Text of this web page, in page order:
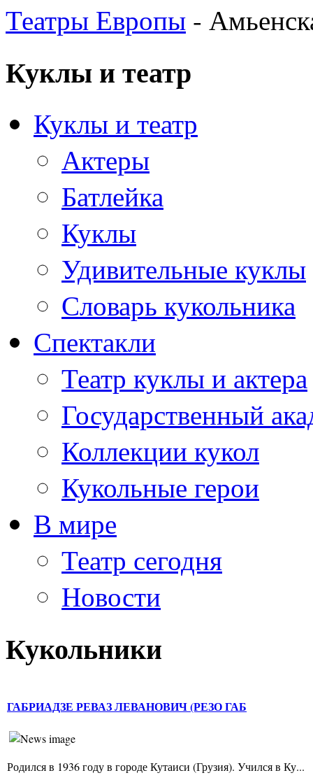
Театры Европы -
Куклы и театр
Куклы и театр
Актеры
Батлейка
Куклы
Удивительные куклы
Словарь кукольника
Спектакли
Театр куклы и актера
Государственный
Коллекции кукол
Кукольные герои
В мире
Театр сегодня
Новости
Кукольники
ГАБРИАДЗЕ РЕВАЗ ЛЕВАНОВИЧ (РЕЗО ГАБ
Родился в 1936 году в городе Кутаиси (Грузия). Учился в Ку...